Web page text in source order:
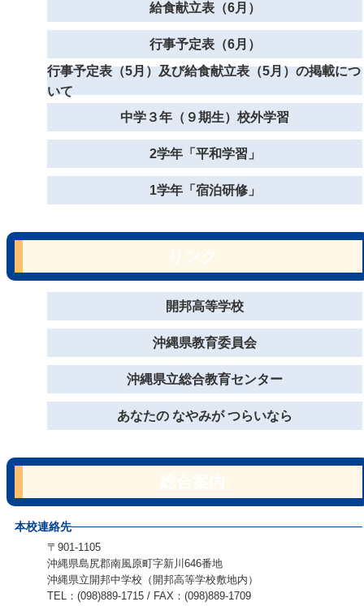
給食献立表（6月）
行事予定表（6月）
行事予定表（5月）及び給食献立表（5月）の掲載につ
いて
中学３年（９期生）校外学習
2学年「平和学習」
1学年「宿泊研修」
開邦高等学校
沖縄県教育委員会
沖縄県立総合教育センター
あなたの なやみが つらいなら
本校連絡先
〒901-1105
沖縄県島尻郡南風原町字新川646番地
沖縄県立開邦中学校（開邦高等学校敷地内）
TEL：(098)889-1715 / FAX：(098)889-1709